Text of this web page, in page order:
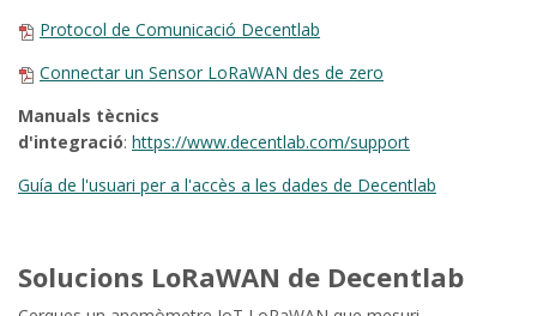
Protocol de Comunicació Decentlab
Connectar un Sensor LoRaWAN des de zero
Manuals tècnics
d'integració: https://www.decentlab.com/support
Guía de l'usuari per a l'accès a les dades de Decentlab
Solucions LoRaWAN de Decentlab